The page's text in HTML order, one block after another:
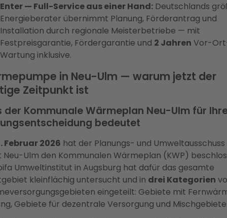
Enter — Full-Service aus einer Hand:Deutschlands
Energieberater übernimmt Planung, Förderantrag und
Installation durch regionale Meisterbetriebe — mit
Festpreisgarantie, Fördergarantie und 2 Jahren Vor-
Wartung inklusive.
in Neu-Ulm — warum jetzt der
Zeitpunkt ist
der Kommunale Wärmeplan Neu-Ulm für
bedeutet
Februar 2026 hat der Planungs- und
Neu-Ulm den Kommunalen Wärmeplan (KWP)
Umweltinstitut in Augsburg hat dafür das gesamte
kleinflächig untersucht und in drei Kategorien
eingeteilt: Gebiete mit
Gebiete für dezentrale Versorgung und